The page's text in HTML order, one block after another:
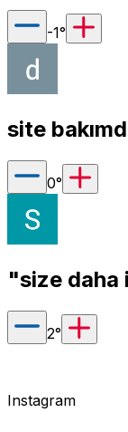
-1°
site
0°
"size daha
2°
Instagram